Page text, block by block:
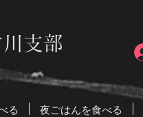
支部
る 夜ごはんを食べる